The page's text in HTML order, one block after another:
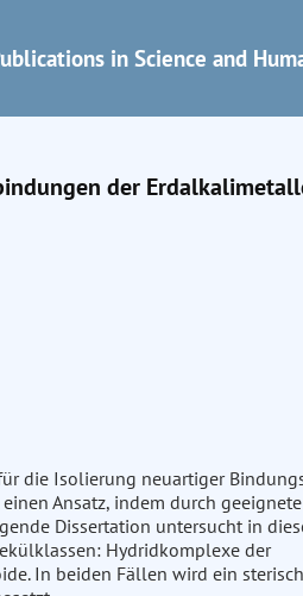
in Science and
der
die Isolierung neuartiger
Ansatz, indem durch geeignete
Dissertation untersucht in
Hydridkomplexe der
In beiden Fällen wird ein sterisch